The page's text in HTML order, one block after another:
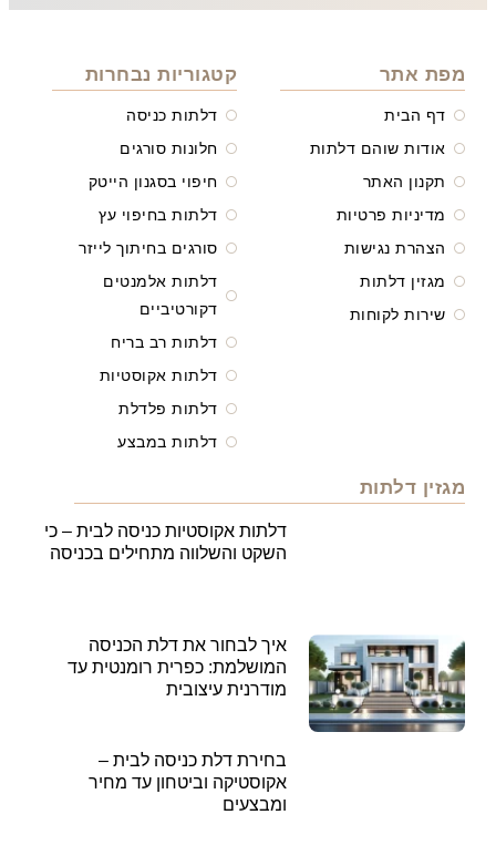
מפת אתר
דף הבית
אודות שוהם דלתות
תקנון האתר
מדיניות פרטיות
הצהרת נגישות
מגזין דלתות
שירות לקוחות
קטגוריות נבחרות
דלתות כניסה
חלונות סורגים
חיפוי בסגנון הייטק
דלתות בחיפוי עץ
סורגים בחיתוך לייזר
דלתות אלמנטים
דקורטיביים
דלתות רב בריח
דלתות אקוסטיות
דלתות פלדלת
דלתות במבצע
מגזין דלתות
דלתות אקוסטיות כניסה לבית – כי
השקט והשלווה מתחילים בכניסה
איך לבחור את דלת הכניסה
המושלמת: כפרית רומנטית עד
מודרנית עיצובית
בחירת דלת כניסה לבית –
אקוסטיקה וביטחון עד מחיר
ומבצעים